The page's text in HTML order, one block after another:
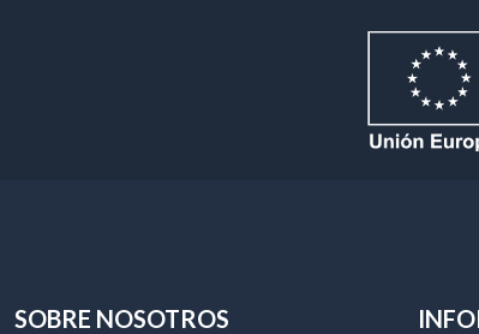
SOBRE NOSOTROS